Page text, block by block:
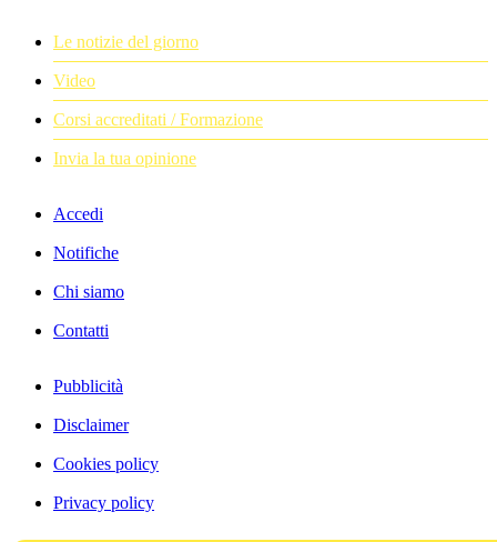
Le notizie del giorno
Video
Corsi accreditati / Formazione
Invia la tua opinione
Accedi
Notifiche
Chi siamo
Contatti
Pubblicità
Disclaimer
Cookies policy
Privacy policy